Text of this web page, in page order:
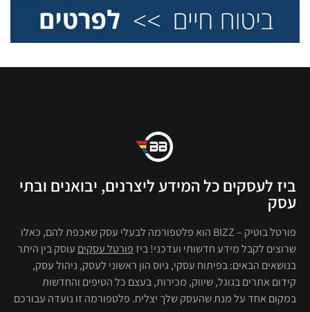
ביז לעסקים כל המידע ליצרנים, יבואנים ובתי
עסק
פורטל בוטיק – BIZZ הוא פלטפורמה לבעלי עסק שאכפת להם, כאלו
שרוצים לקבל מידע חדשותי ועדכני! ביז פורטל עסקים עוסק בין היתר
בנושאים הבאים: בפיתוח עסקי, גיוס הון ראשוני לעסק, ניהול עסק,
קידום אתרים בגוגל, שיווק, מכירות, בעצם כל הטיפים והחדשות
במקום אחד על מנת שהעסק שלך יצליח. פלטפורמה זו נועדה עבורכם